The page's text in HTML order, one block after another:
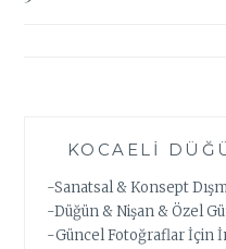
gezinmesi
KOCAELI
-Sanatsal & Konsept
-Düğün & Nişan & Özel
-Güncel Fotoğraflar İçin